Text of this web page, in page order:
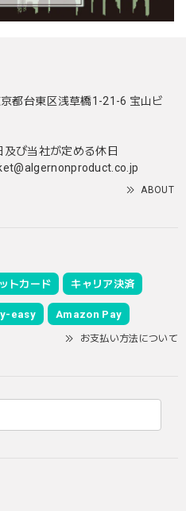
都台東区浅草橋1-21-6 宝山ビ
及び当社が定める休日
ABOUT
トカード キャリア決済
easy Amazon Pay
お支払い方法について